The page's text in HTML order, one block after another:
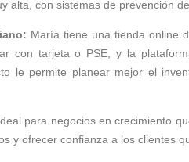
alta, con sistemas de prevención
María tiene una tienda online
con tarjeta o PSE, y la
le permite planear mejor el
para negocios en crecimiento
y ofrecer confianza a los clientes